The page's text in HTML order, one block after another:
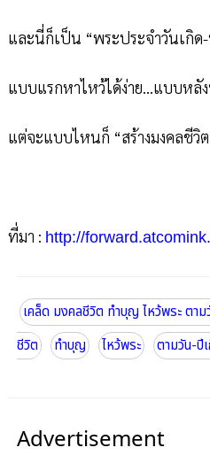
และนี่ก็เป็น “พระประจำวันเกิด
แบบแรกหาไหว้ได้ง่าย...แบบหลั
แต่จะแบบไหนก็ “สร้างมงคลชีวิ
ที่มา : http://
เคล็ด มงคลชีวิต ทำบุญ ไหว้พระ ตา
ชีวิต
ทำบุญ ไหว้พระ ตามวัน-ปี
Advertisement